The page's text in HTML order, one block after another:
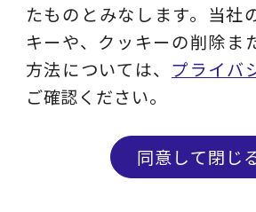
主なポイント
新業務定義の中心は「業務改
戦略、ルール・制度、組織、
ムの観点で施策を設計
問い合わせる メ
たものとみなします。当社
キーや、クッキーの削除ま
方法については、 プライバ
ご確認ください。
同意して閉じ